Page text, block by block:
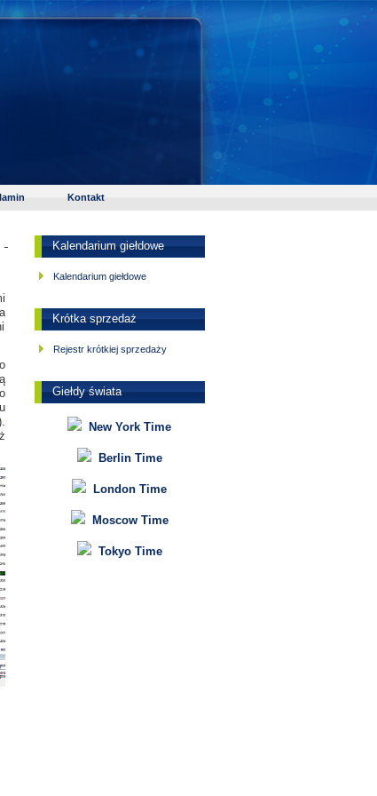
Kontakt
Kalendarium giełdowe
Kalendarium giełdowe
Krótka sprzedaż
Rejestr krótkiej sprzedaży
Giełdy świata
New York Time
Berlin Time
London Time
Moscow Time
Tokyo Time